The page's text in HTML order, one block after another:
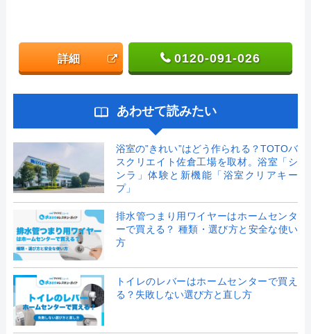
詳細 0120-091-026
あわせて読みたい
浴室の”きれい”はどう作られる？TOTOバ
スクリエイト佐倉工場を取材。浴室「シ
ンラ」体験と新機能「浴室クリアキー
プ」
排水管つまり用ワイヤーはホームセンタ
ーで買える？ 種類・選び方と安全な使い
方
トイレのレバーはホームセンターで買え
る？失敗しない選び方と直し方